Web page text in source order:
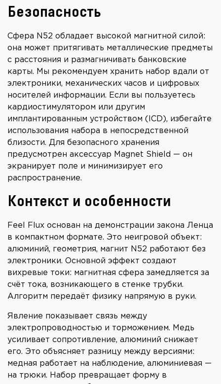
Безопасность
Сфера N52 обладает высокой магнитной силой:
она может притягивать металлические предметы
с расстояния и размагничивать банковские
карты. Мы рекомендуем хранить набор вдали от
электроники, механических часов и цифровых
носителей информации. Если вы пользуетесь
кардиостимулятором или другим
имплантированным устройством (ICD), избегайте
использования набора в непосредственной
близости. Для безопасного хранения
предусмотрен аксессуар Magnet Shield — он
экранирует поле и минимизирует его
распространение.
Контекст и особенности
Feel Flux основан на демонстрации закона Ленца
в компактном формате. Это неигровой объект:
алюминий, геометрия, магнит N52 работают без
электроники. Основной эффект создают
вихревые токи: магнитная сфера замедляется за
счёт тока, возникающего в стенке трубки.
Алгоритм передаёт физику напрямую в руки.
Явление показывает связь между
электропроводностью и торможением. Медь
усиливает сопротивление, алюминий снижает
его. Это объясняет разницу между версиями:
медная работает на наблюдение, алюминиевая —
на трюки. Набор превращает форму в